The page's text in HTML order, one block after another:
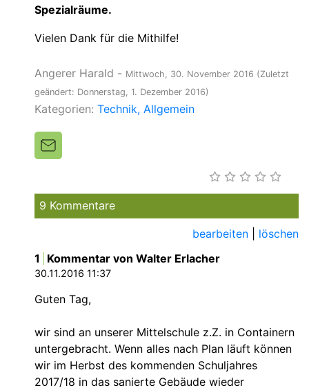
Spezialräume.
Vielen Dank für die Mithilfe!
Angerer Harald - Mittwoch, 30. November 2016 (Zuletzt
geändert: Donnerstag, 1. Dezember 2016)
Kategorien: Technik Allgemein
9 Kommentare
bearbeiten
löschen
1
Kommentar von Walter Erlacher
30.11.2016 11:37
Guten Tag,
wir sind an unserer Mittelschule z.Z. in Containern
untergebracht. Wenn alles nach Plan läuft können
wir im Herbst des kommenden Schuljahres
2017/18 in das sanierte Gebäude wieder